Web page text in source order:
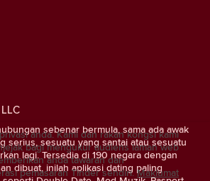
sebenar bermula, sama ada awak
serius, sesuatu yang santai atau sesuatu
lagi. Tersedia di 190 negara dengan
dibuat, inilah aplikasi dating paling
anda. Kami dan rakan kongsi kami
bagi mengukur audiens laman web
anda tawaran dan
pemasaran Tinder sendiri. Maklumat